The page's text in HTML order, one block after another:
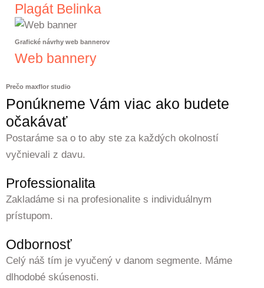
Plagát Belinka
Grafické návrhy web bannerov
Web bannery
Prečo maxflor studio
Ponúkneme Vám viac ako budete
očakávať
Postaráme sa o to aby ste za každých okolností
vyčnievali z davu.
Professionalita
Zakladáme si na profesionalite s individuálnym
prístupom.
Odbornosť
Celý náš tím je vyučený v danom segmente. Máme
dlhodobé skúsenosti.